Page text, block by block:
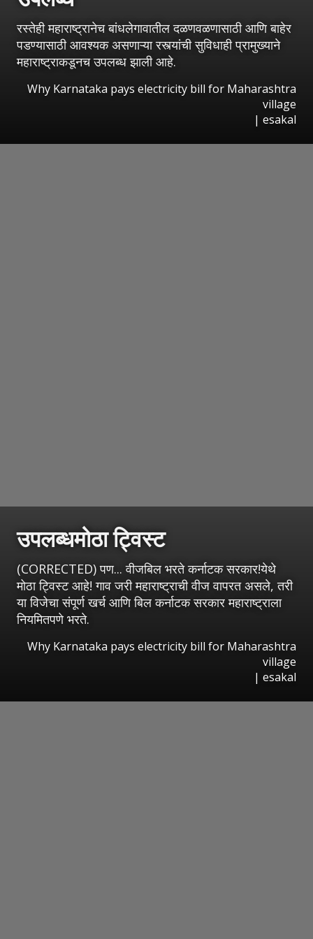
रस्तेही महाराष्ट्रानेच बांधलेगावातील दळणवळणासाठी आणि बाहेर
पडण्यासाठी आवश्यक असणाऱ्या रस्त्यांची सुविधाही प्रामुख्याने
महाराष्ट्राकडूनच उपलब्ध झाली आहे.
Why Karnataka pays electricity bill for Maharashtra
village
| esakal
उपलब्धमोठा ट्विस्ट
(CORRECTED) पण... वीजबिल भरते कर्नाटक सरकार!येथे
मोठा ट्विस्ट आहे! गाव जरी महाराष्ट्राची वीज वापरत असले, तरी
या विजेचा संपूर्ण खर्च आणि बिल कर्नाटक सरकार महाराष्ट्राला
नियमितपणे भरते.
Why Karnataka pays electricity bill for Maharashtra
village
| esakal